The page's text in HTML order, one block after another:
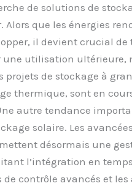
de solutions de
que les énergies
il devient crucial de
une utilisation ultérieure,
projets de stockage à
thermique, sont en
autre tendance
solaire. Les
désormais une
l’intégration en
de contrôle avancés et